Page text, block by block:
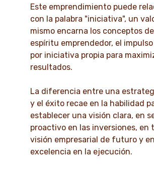
Este emprendimiento puede
con la palabra "iniciativa", un
mismo encarna los conceptos
espíritu emprendedor, el
por iniciativa propia para
resultados.
La diferencia entre una
y el éxito recae en la habilidad
establecer una visión clara, en
proactivo en las inversiones, en
visión empresarial de futuro y
excelencia en la ejecución.